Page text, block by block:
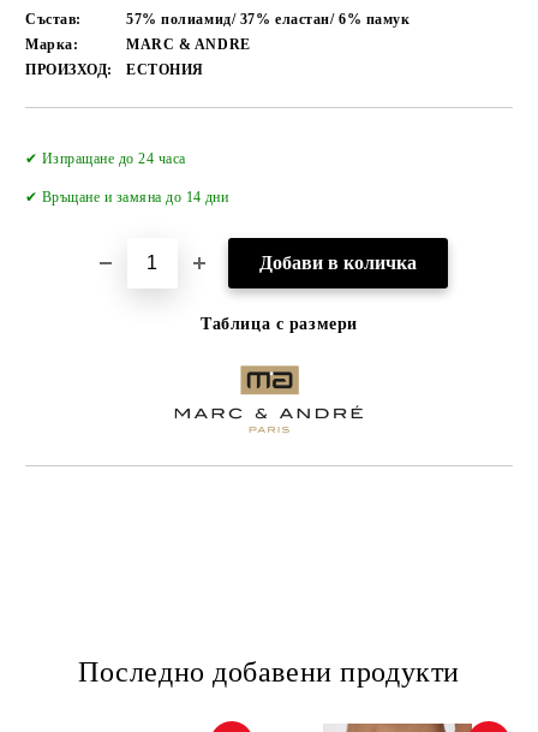
Състав:
57% полиамид/ 37% еластан/ 6% памук
Марка:
MARC & ANDRE
ПРОИЗХОД:
ЕСТОНИЯ
✔ Изпращане до 24 часа
✔ Връщане и замяна до 14 дни
Таблица с размери
Последно добавени продукти